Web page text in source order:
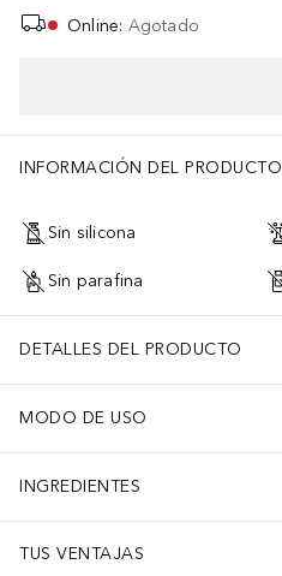
Online: Agotado
INFORMACIÓN DEL PRODUCTO
Sin silicona
Sin parafina
DETALLES DEL PRODUCTO
MODO DE USO
INGREDIENTES
TUS VENTAJAS